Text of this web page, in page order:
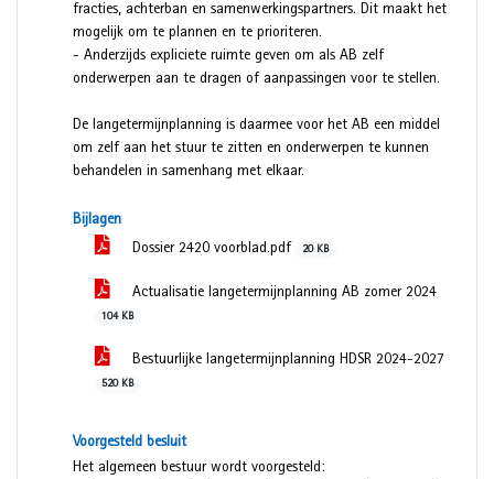
fracties, achterban en samenwerkingspartners. Dit maakt het
mogelijk om te plannen en te prioriteren.
- Anderzijds expliciete ruimte geven om als AB zelf
onderwerpen aan te dragen of aanpassingen voor te stellen.
De langetermijnplanning is daarmee voor het AB een middel
om zelf aan het stuur te zitten en onderwerpen te kunnen
behandelen in samenhang met elkaar.
Bijlagen
Dossier 2420 voorblad.pdf
20 KB
Actualisatie langetermijnplanning AB zomer 2024
104 KB
Bestuurlijke langetermijnplanning HDSR 2024-2027
520 KB
Voorgesteld besluit
Het algemeen bestuur wordt voorgesteld: